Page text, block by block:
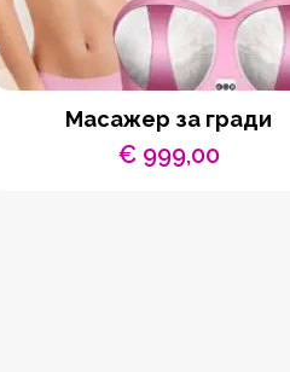
Масажер за гради
€999,00